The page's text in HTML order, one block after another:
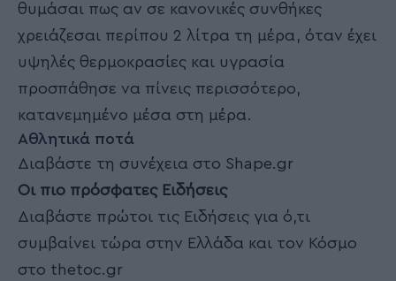
θυμάσαι πως αν σε κανονικές συνθήκες
χρειάζεσαι περίπου 2 λίτρα τη μέρα, όταν έχει
υψηλές θερμοκρασίες και υγρασία
προσπάθησε να πίνεις περισσότερο,
κατανεμημένο μέσα στη μέρα.
Αθλητικά ποτά
Διαβάστε τη συνέχεια στο Shape.gr
Οι πιο πρόσφατες Ειδήσεις
Διαβάστε πρώτοι τις Ειδήσεις για ό,τι
συμβαίνει τώρα στην Ελλάδα και τον Κόσμο
στο thetoc.gr